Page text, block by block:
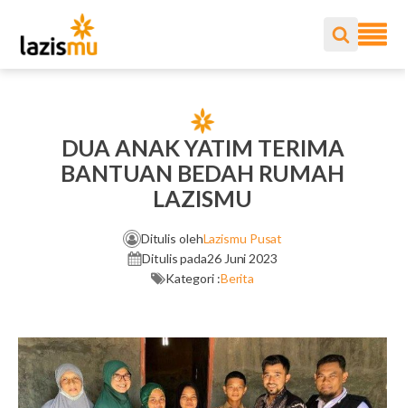
DUA ANAK YATIM TERIMA
BANTUAN BEDAH RUMAH
LAZISMU
Ditulis olehLazismu Pusat
Ditulis pada26 Juni 2023
Kategori :Berita